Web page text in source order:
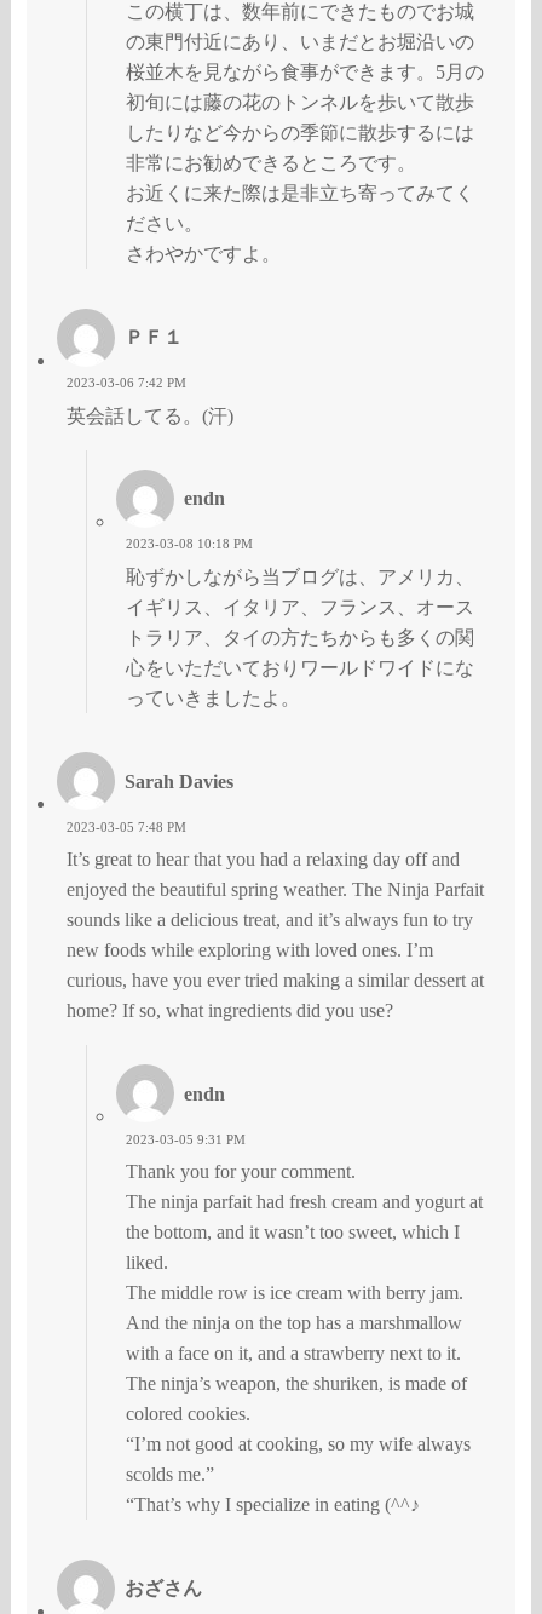
この横丁は、数年前にできたものでお城
の東門付近にあり、いまだとお堀沿いの
桜並木を見ながら食事ができます。5月の
初旬には藤の花のトンネルを歩いて散歩
したりなど今からの季節に散歩するには
非常にお勧めできるところです。
お近くに来た際は是非立ち寄ってみてく
ださい。
さわやかですよ。
ＰＦ１
2023-03-06 7:42 PM
英会話してる。(汗)
endn
2023-03-08 10:18 PM
恥ずかしながら当ブログは、アメリカ、
イギリス、イタリア、フランス、オース
トラリア、タイの方たちからも多くの関
心をいただいておりワールドワイドにな
っていきましたよ。
Sarah Davies
2023-03-05 7:48 PM
It’s great to hear that you had a relaxing day off and
enjoyed the beautiful spring weather. The Ninja Parfait
sounds like a delicious treat, and it’s always fun to try
new foods while exploring with loved ones. I’m
curious, have you ever tried making a similar dessert at
home? If so, what ingredients did you use?
endn
2023-03-05 9:31 PM
Thank you for your comment.
The ninja parfait had fresh cream and yogurt at
the bottom, and it wasn’t too sweet, which I
liked.
The middle row is ice cream with berry jam.
And the ninja on the top has a marshmallow
with a face on it, and a strawberry next to it.
The ninja’s weapon, the shuriken, is made of
colored cookies.
“I’m not good at cooking, so my wife always
scolds me.”
“That’s why I specialize in eating (^^♪
おざさん